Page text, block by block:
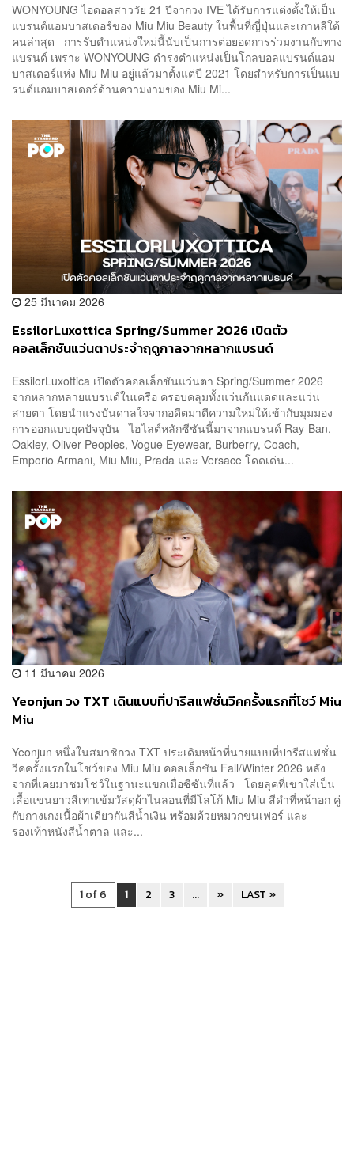
WONYOUNG ไอดอลสาววัย 21 ปีจากวง IVE ได้รับการแต่งตั้งให้เป็น
แบรนด์แอมบาสเดอร์ของ Miu Miu Beauty ในพื้นที่ญี่ปุ่นและเกาหลีใต้
คนล่าสุด การรับตำแหน่งใหม่นี้นับเป็นการต่อยอดการร่วมงานกับทาง
แบรนด์ เพราะ WONYOUNG ดำรงตำแหน่งเป็นโกลบอลแบรนด์แอม
บาสเดอร์แห่ง Miu Miu อยู่แล้วมาตั้งแต่ปี 2021 โดยสำหรับการเป็นแบ
รนด์แอมบาสเดอร์ด้านความงามของ Miu Mi...
25 มีนาคม 2026
EssilorLuxottica Spring/Summer 2026 เปิดตัว
คอลเล็กชันแว่นตาประจำฤดูกาลจากหลากแบรนด์
EssilorLuxottica เปิดตัวคอลเล็กชันแว่นตา Spring/Summer 2026
จากหลากหลายแบรนด์ในเครือ ครอบคลุมทั้งแว่นกันแดดและแว่น
สายตา โดยนำแรงบันดาลใจจากอดีตมาตีความใหม่ให้เข้ากับมุมมอง
การออกแบบยุคปัจจุบัน ไฮไลต์หลักซีซันนี้มาจากแบรนด์ Ray-Ban,
Oakley, Oliver Peoples, Vogue Eyewear, Burberry, Coach,
Emporio Armani, Miu Miu, Prada และ Versace โดดเด่น...
11 มีนาคม 2026
Yeonjun วง TXT เดินแบบที่ปารีสแฟชั่นวีคครั้งแรกที่โชว์ Miu
Miu
Yeonjun หนึ่งในสมาชิกวง TXT ประเดิมหน้าที่นายแบบที่ปารีสแฟชั่น
วีคครั้งแรกในโชว์ของ Miu Miu คอลเล็กชัน Fall/Winter 2026 หลัง
จากที่เคยมาชมโชว์ในฐานะแขกเมื่อซีซันที่แล้ว โดยลุคที่เขาใส่เป็น
เสื้อแขนยาวสีเทาเข้มวัสดุผ้าไนลอนที่มีโลโก้ Miu Miu สีดำที่หน้าอก คู่
กับกางเกงเนื้อผ้าเดียวกันสีน้ำเงิน พร้อมด้วยหมวกขนเฟอร์ และ
รองเท้าหนังสีน้ำตาล และ...
1 of 6 1 2 3 ... » LAST »